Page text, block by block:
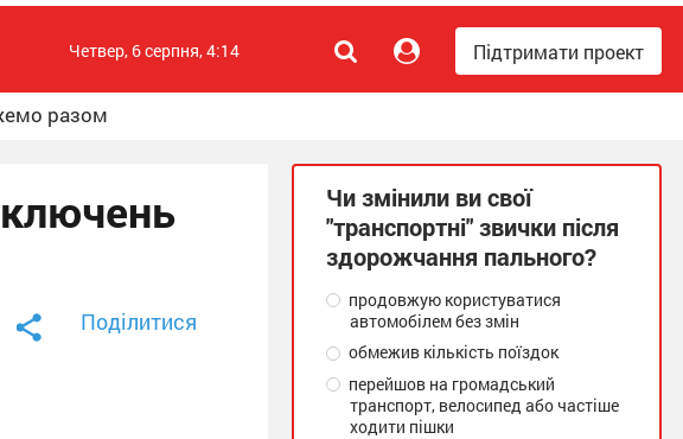
Підтримати проект
Четвер, 6 серпня, 4:14
разом
Поділитися
Чи змінили ви свої
"транспортні" звички після
здорожчання пального?
продовжую користуватися
автомобілем без змін
обмежив кількість поїздок
перейшов на громадський
транспорт, велосипед або частіше
ходити пішки